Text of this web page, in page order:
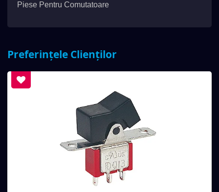
Piese Pentru Comutatoare
Preferințele Clienților